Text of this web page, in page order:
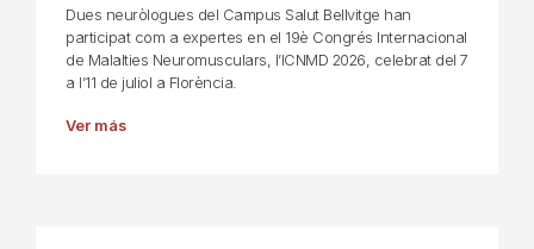
Dues neuròlogues del Campus Salut Bellvitge han
participat com a expertes en el 19è Congrés Internacional
de Malalties Neuromusculars, l’ICNMD 2026, celebrat del 7
a l’11 de juliol a Florència.
Ver más